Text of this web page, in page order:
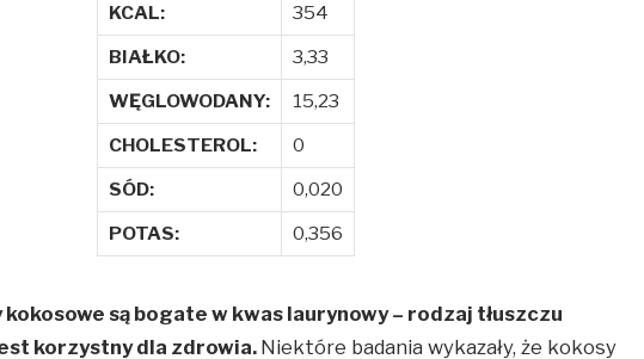
KCAL:
354
BIAŁKO:
3,33
WĘGLOWODANY:
15,23
CHOLESTEROL:
0
SÓD:
0,020
POTAS:
0,356
są bogate w kwas laurynowy – rodzaj tłuszczu
korzystny dla zdrowia. Niektóre badania wykazały, że kokosy